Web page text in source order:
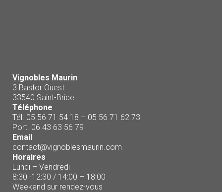
Vignobles Maurin
3 Bastor Ouest
33540 Saint-Brice
Téléphone
Tél. 05 56 71 54 18 – 05 56 71 62 73
Port. 06 43 63 56 79
Email
contact@vignoblesmaurin.com
Horaires
Lundi – Vendredi
8:30 -12:30 / 14:00 – 18:00
Weekend sur rendez-vous